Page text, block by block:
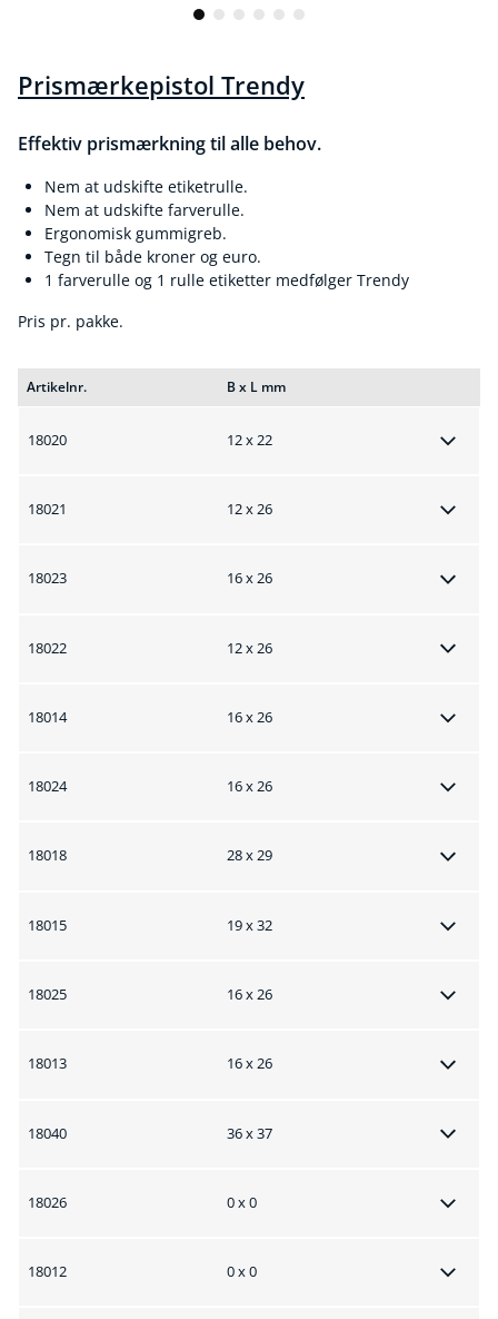
Prismærkepistol Trendy
Effektiv prismærkning til alle behov.
Nem at udskifte etiketrulle.
Nem at udskifte farverulle.
Ergonomisk gummigreb.
Tegn til både kroner og euro.
1 farverulle og 1 rulle etiketter medfølger Trendy
Pris pr. pakke.
Artikelnr. B x L mm
18020 12 x 22
18021 12 x 26
18023 16 x 26
18022 12 x 26
18014 16 x 26
18024 16 x 26
18018 28 x 29
18015 19 x 32
18025 16 x 26
18013 16 x 26
18040 36 x 37
18026 0 x 0
18012 0 x 0